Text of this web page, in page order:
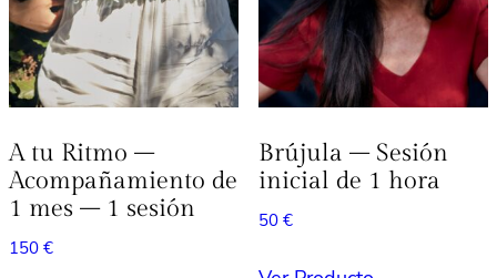
A tu Ritmo –
Acompañamiento de
1 mes – 1 sesión
150€
Brújula – Sesión
inicial de 1 hora
50€